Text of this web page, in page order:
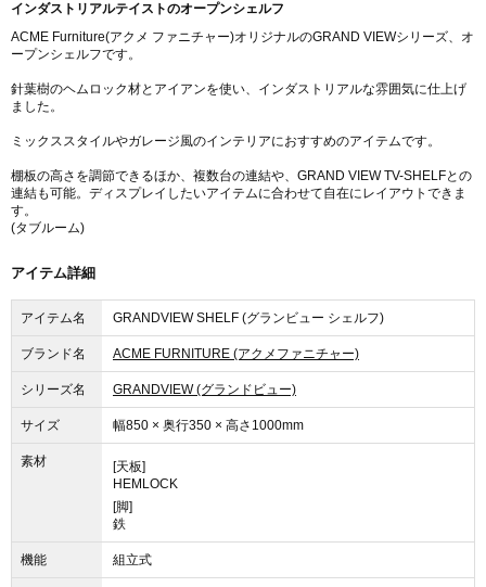
インダストリアルテイストのオープンシェルフ
ACME Furniture(アクメ ファニチャー)オリジナルのGRAND VIEWシリーズ、オ
ープンシェルフです。
針葉樹のヘムロック材とアイアンを使い、インダストリアルな雰囲気に仕上げ
ました。
ミックススタイルやガレージ風のインテリアにおすすめのアイテムです。
棚板の高さを調節できるほか、複数台の連結や、GRAND VIEW TV-SHELFとの
連結も可能。ディスプレイしたいアイテムに合わせて自在にレイアウトできま
す。
(タブルーム)
アイテム詳細
アイテム名 GRANDVIEW SHELF (グランビュー シェルフ)
ブランド名 ACME FURNITURE (アクメファニチャー)
シリーズ名 GRANDVIEW (グランドビュー)
サイズ 幅850 × 奥行350 × 高さ1000mm
素材
[天板]
HEMLOCK
[脚]
鉄
機能 組立式